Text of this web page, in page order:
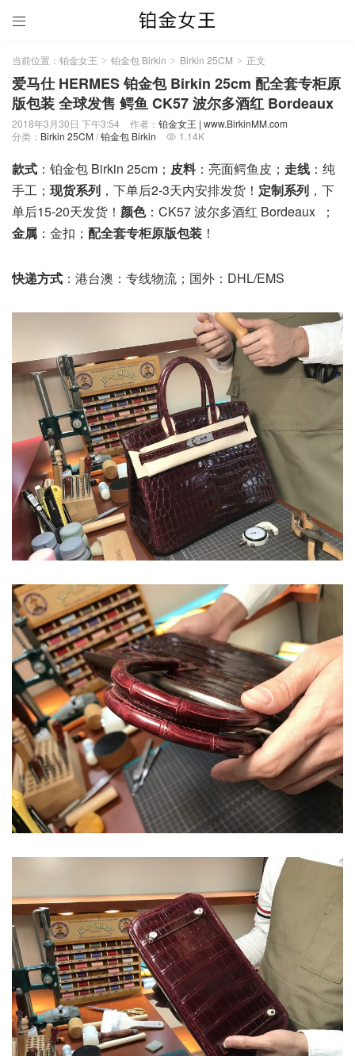

当前位置： 铂金女王 > 铂金包 Birkin > Birkin 25CM > 正文
爱马仕 HERMES 铂金包 Birkin 25cm 配全套专柜原
版包装 全球发售 鳄鱼 CK57 波尔多酒红 Bordeaux
2018年3月30日 下午3:54 作者： 铂金女王 | www.BirkinMM.com
分类： Birkin 25CM/铂金包 Birkin  1.14K
款式 ：铂金包 Birkin 25cm； 皮料：亮面鳄鱼皮； 走线 ：纯
手工； 现货系列 ，下单后2-3天内安排发货！ 定制系列 ，下
单后15-20天发货！ 颜色：CK57 波尔多酒红 Bordeaux ；
金属 ：金扣； 配全套专柜原版包装 ！
快递方式 ：港台澳：专线物流；国外：DHL/EMS